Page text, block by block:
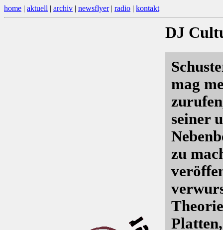
home | aktuell | archiv | newsflyer| radio | kontakt
DJ
mag
seiner
zu